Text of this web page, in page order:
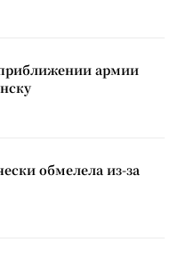
армии
обмелела из-за